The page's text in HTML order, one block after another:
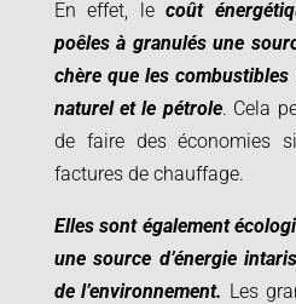
En effet, lecoût
poêles à granulés une
chère que les
naturel et le pétrole. Cela
de faire des économies
factures de chauffage.
Elles sont également
une source d’énergie
de l’environnement. Les